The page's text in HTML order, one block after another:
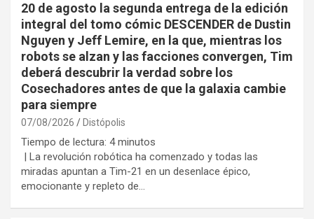
20 de agosto la segunda entrega de la edición
integral del tomo cómic DESCENDER de Dustin
Nguyen y Jeff Lemire, en la que, mientras los
robots se alzan y las facciones convergen, Tim
deberá descubrir la verdad sobre los
Cosechadores antes de que la galaxia cambie
para siempre
07/08/2026 Distópolis
Tiempo de lectura: 4 minutos
| La revolución robótica ha comenzado y todas las
miradas apuntan a Tim-21 en un desenlace épico,
emocionante y repleto de…